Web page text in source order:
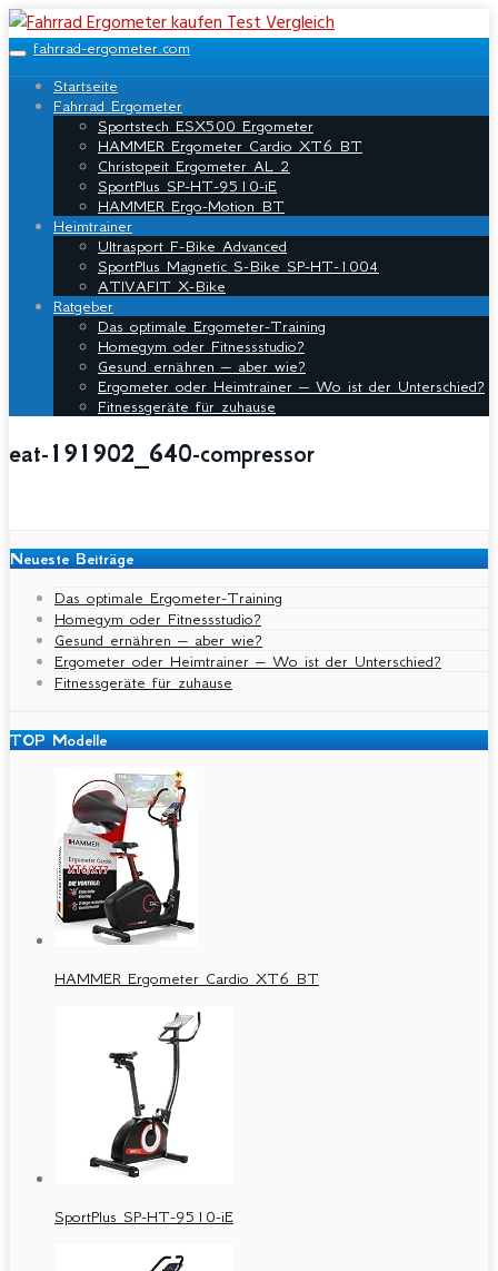
Skip
to
main
content
Toggle
navigation
fahrrad-ergometer.com
Startseite
Fahrrad Ergometer
Sportstech ESX500 Ergometer
HAMMER Ergometer Cardio XT6 BT
Christopeit Ergometer AL 2
SportPlus SP-HT-9510-iE
HAMMER Ergo-Motion BT
Heimtrainer
Ultrasport F-Bike Advanced
SportPlus Magnetic S-Bike SP-HT-1004
ATIVAFIT X-Bike
Ratgeber
Das optimale Ergometer-Training
Homegym oder Fitnessstudio?
Gesund ernähren – aber wie?
Ergometer oder Heimtrainer – Wo ist der Unterschied?
Fitnessgeräte für zuhause
eat-191902_640-compressor
Neueste Beiträge
Das optimale Ergometer-Training
Homegym oder Fitnessstudio?
Gesund ernähren – aber wie?
Ergometer oder Heimtrainer – Wo ist der Unterschied?
Fitnessgeräte für zuhause
TOP Modelle
HAMMER Ergometer Cardio XT6 BT
SportPlus SP-HT-9510-iE